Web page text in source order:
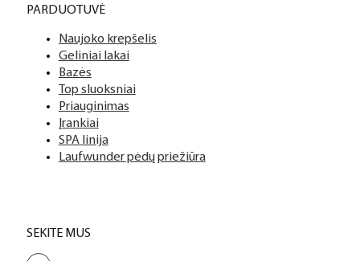
PARDUOTUVĖ
Naujoko krepšelis
Geliniai lakai
Bazės
Top sluoksniai
Priauginimas
Įrankiai
SPA linija
Laufwunder pėdų priežiūra
SEKITE MUS